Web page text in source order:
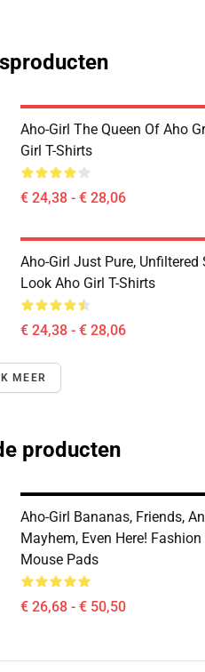
Aho-Girl The Queen Of Aho
Girl T-Shirts
€ 24,38 - € 28,06
Aho-Girl Just Pure, Unfiltered
Look Aho Girl T-Shirts
€ 24,38 - € 28,06
MEER
producten
Aho-Girl Bananas, Friends,
Mayhem, Even Here! Fashion
Mouse Pads
€ 26,68 - € 50,50